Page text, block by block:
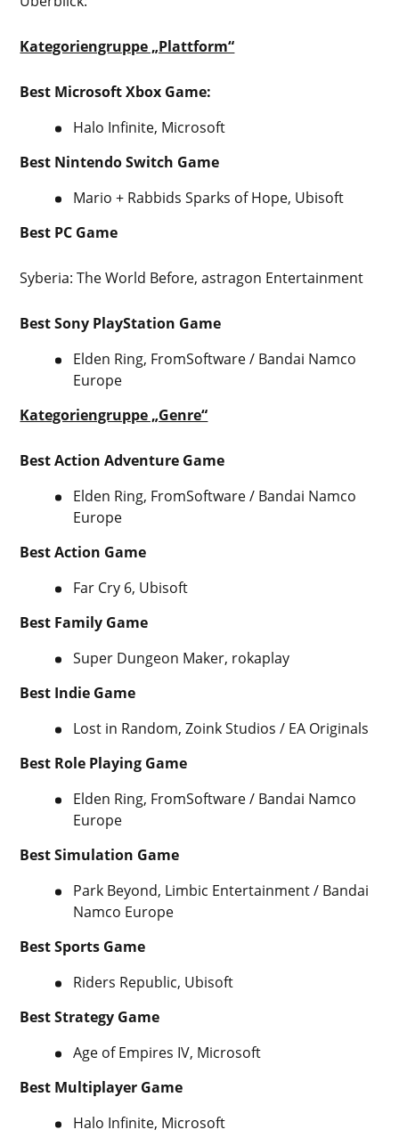
Kategoriengruppe „Plattform“
Best Microsoft Xbox Game:
Halo Infinite, Microsoft
Best Nintendo Switch Game
Mario + Rabbids Sparks of Hope, Ubisoft
Best PC Game
Syberia: The World Before, astragon Entertainment
Best Sony PlayStation Game
Elden Ring, FromSoftware / Bandai Namco
Europe
Kategoriengruppe „Genre“
Best Action Adventure Game
Elden Ring, FromSoftware / Bandai Namco
Europe
Best Action Game
Far Cry 6, Ubisoft
Best Family Game
Super Dungeon Maker, rokaplay
Best Indie Game
Lost in Random, Zoink Studios / EA Originals
Best Role Playing Game
Elden Ring, FromSoftware / Bandai Namco
Europe
Best Simulation Game
Park Beyond, Limbic Entertainment / Bandai
Namco Europe
Best Sports Game
Riders Republic, Ubisoft
Best Strategy Game
Age of Empires IV, Microsoft
Best Multiplayer Game
Halo Infinite, Microsoft